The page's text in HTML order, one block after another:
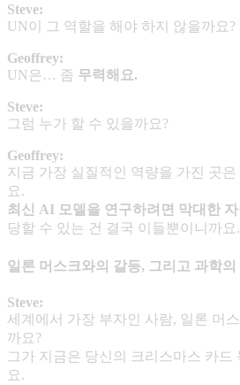
Steve:
UN이 그 역할을 해야 하지 않을까요?
Geoffrey:
UN은… 좀 무력해요.
Steve:
그럼 누가 할 수 있을까요?
Geoffrey:
지금 가장 실질적인 역량을 가진 곳은
요.
최신 AI 모델을 연구하려면 막대한 자
당할 수 있는 건 결국 이들뿐이니까요.
일론 머스크와의 갈등, 그리고 과학의
Steve:
세계에서 가장 부자인 사람, 일론 머
까요?
그가 지금은 당신의 크리스마스 카드
요.